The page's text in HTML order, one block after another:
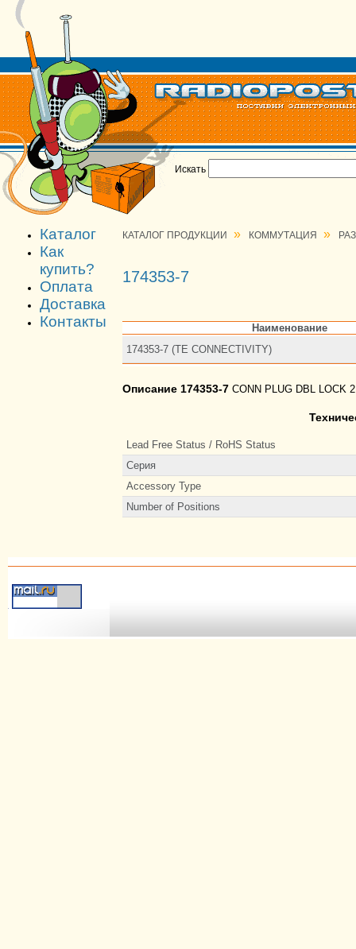
Искать
Каталог
Как
купить?
Оплата
Доставка
Контакты
КАТАЛОГ ПРОДУКЦИИ » КОММУТАЦИЯ »
174353-7
Наименование
174353-7 (TE CONNECTIVITY)
Описание 174353-7 CONN PLUG DBL LOCK
Lead Free Status / RoHS Status
Серия
Accessory Type
Number of Positions